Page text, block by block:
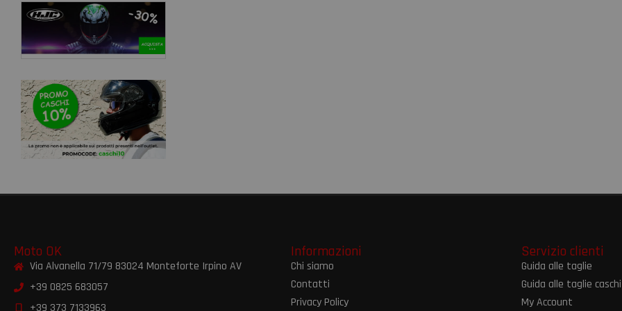
Moto OK
Via Alvanella 71/79 83024 Monteforte Irpino AV
+39 0825 683057
+39 373 7133963
Informazioni
Chi siamo
Contatti
Privacy Policy
Servizio clienti
Guida alle taglie
Guida alle taglie caschi
My Account